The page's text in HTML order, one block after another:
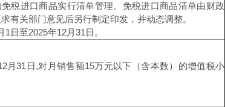
税进口商品实行清单管理。免税进口商品清单由财政
有关部门意见后另行制定印发，并动态调整。
日至2025年12月31日。
月31日,对月销售额15万元以下（含本数）的增值税小